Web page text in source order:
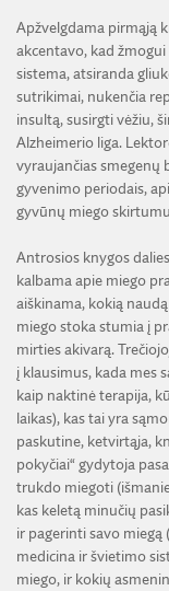
Apžvelgdama pirmąją
akcentavo, kad
sistema, atsiranda
sutrikimai, nukenčia
insultą, susirgti vėžiu,
Alzheimerio liga.
vyraujančias smegenų
gyvenimo periodais,
gyvūnų miego
Antrosios knygos
kalbama apie miego
aiškinama, kokią
miego stoka stumia į
mirties akivarą.
į klausimus, kada mes
kaip naktinė terapija,
laikas), kas tai yra
paskutine, ketvirtąja,
pokyčiai“ gydytoja
trukdo miegoti
kas keletą minučių
ir pagerinti savo
medicina ir švietimo
miego, ir kokių